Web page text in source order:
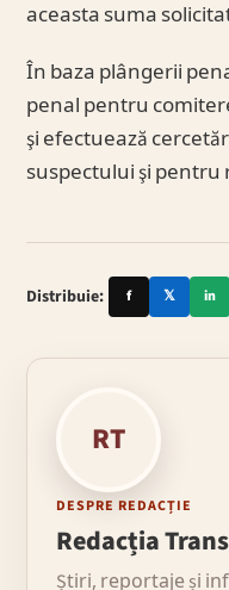
aceasta suma
În baza plângerii
penal pentru
şi efectuează
suspectului şi
Distribuie: f 𝕏 in
RT
DESPRE REDACȚIE
Redacția
Știri, reportaje și